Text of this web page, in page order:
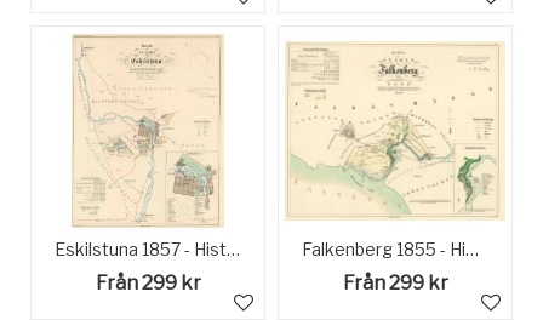
Eskilstuna 1857 - Historisk Karta
Från 299 kr
Falkenberg 1855 - Historisk Karta
Från 299 kr